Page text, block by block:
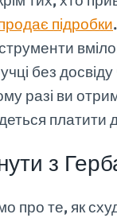
підробки
без
разі ви
платити
з
про те, як